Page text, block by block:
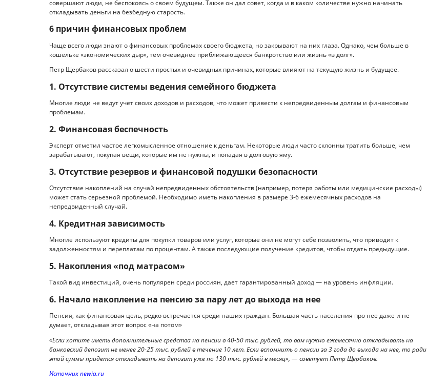
совершают люди, не беспокоясь о своем будущем. Также он дал совет, когда и в каком количестве нужно начинать
откладывать деньги на безбедную старость.
6 причин финансовых проблем
Чаще всего люди знают о финансовых проблемах своего бюджета, но закрывают на них глаза. Однако, чем больше в
кошельке «экономических дыр», тем очевиднее приближающееся банкротство или жизнь «в долг».
Петр Щербаков рассказал о шести простых и очевидных причинах, которые влияют на текущую жизнь и будущее.
1. Отсутствие системы ведения семейного бюджета
Многие люди не ведут учет своих доходов и расходов, что может привести к непредвиденным долгам и финансовым
проблемам.
2. Финансовая беспечность
Эксперт отметил частое легкомысленное отношение к деньгам. Некоторые люди часто склонны тратить больше, чем
зарабатывают, покупая вещи, которые им не нужны, и попадая в долговую яму.
3. Отсутствие резервов и финансовой подушки безопасности
Отсутствие накоплений на случай непредвиденных обстоятельств (например, потеря работы или медицинские расходы)
может стать серьезной проблемой. Необходимо иметь накопления в размере 3-6 ежемесячных расходов на
непредвиденный случай.
4. Кредитная зависимость
Многие используют кредиты для покупки товаров или услуг, которые они не могут себе позволить, что приводит к
задолженностям и переплатам по процентам. А также последующие получение кредитов, чтобы отдать предыдущие.
5. Накопления «под матрасом»
Такой вид инвестиций, очень популярен среди россиян, дает гарантированный доход — на уровень инфляции.
6. Начало накопление на пенсию за пару лет до выхода на нее
Пенсия, как финансовая цель, редко встречается среди наших граждан. Большая часть населения про нее даже и не
думает, откладывая этот вопрос «на потом»
«Если хотите иметь дополнительные средства на пенсии в 40-50 тыс. рублей, то вам нужно ежемесячно откладывать на
банковский депозит не менее 20-25 тыс. рублей в течение 10 лет. Если вспомнить о пенсии за 3 года до выхода на нее, то ради
этой суммы придется откладывать на депозит уже по 130 тыс. рублей в месяц», — советует Петр Щербаков.
Источник newia.ru